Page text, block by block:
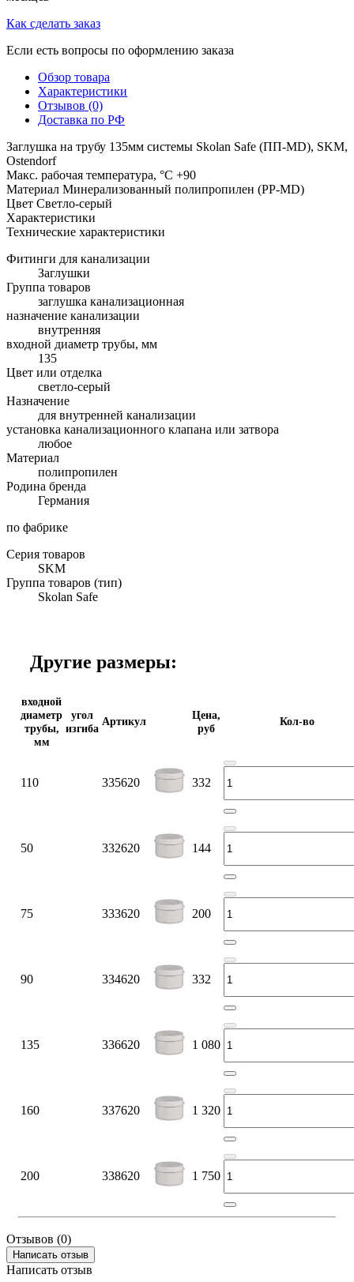
Как сделать заказ
Если есть вопросы по оформлению заказа
Обзор товара
Характеристики
Отзывов (0)
Доставка по РФ
Заглушка на трубу 135мм системы Skolan Safe (ПП-MD), SKM,
Ostendorf
Макс. рабочая температура, °C +90
Материал Минерализованный полипропилен (PP-MD)
Цвет Светло-серый
Характеристики
Технические характеристики
Фитинги для канализации
Заглушки
Группа товаров
заглушка канализационная
назначение канализации
внутренняя
входной диаметр трубы, мм
135
Цвет или отделка
светло-серый
Назначение
для внутренней канализации
установка канализационного клапана или затвора
любое
Материал
полипропилен
Родина бренда
Германия
по фабрике
Серия товаров
SKM
Группа товаров (тип)
Skolan Safe
Другие размеры:
входной
диаметр
трубы,
мм
угол
изгиба
Артикул
Цена,
руб
Кол-во
110 335620 332
50 332620 144
75 333620 200
90 334620 332
135 336620 1 080
160 337620 1 320
200 338620 1 750
Отзывов (0)
Написать отзыв
Написать отзыв